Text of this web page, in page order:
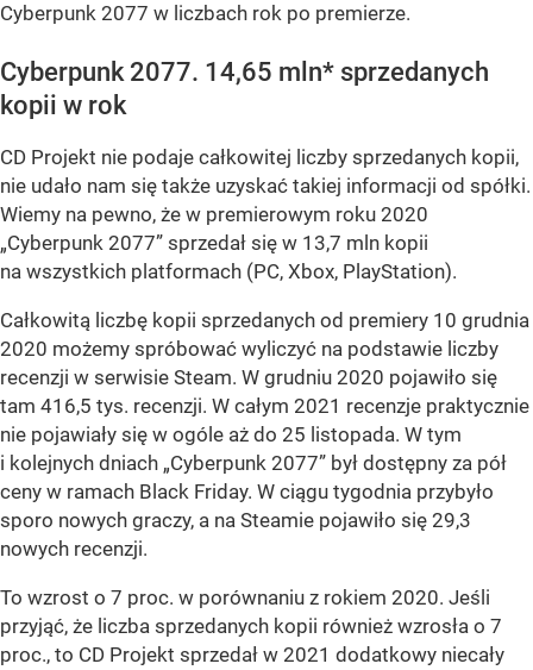
Cyberpunk 2077 w liczbach rok po premierze.
Cyberpunk 2077. 14,65 mln* sprzedanych
kopii w rok
CD Projekt nie podaje całkowitej liczby sprzedanych kopii,
nie udało nam się także uzyskać takiej informacji od spółki.
Wiemy na pewno, że w premierowym roku 2020
„Cyberpunk 2077” sprzedał się w 13,7 mln kopii
na wszystkich platformach (PC, Xbox, PlayStation).
Całkowitą liczbę kopii sprzedanych od premiery 10 grudnia
2020 możemy spróbować wyliczyć na podstawie liczby
recenzji w serwisie Steam. W grudniu 2020 pojawiło się
tam 416,5 tys. recenzji. W całym 2021 recenzje praktycznie
nie pojawiały się w ogóle aż do 25 listopada. W tym
i kolejnych dniach „Cyberpunk 2077” był dostępny za pół
ceny w ramach Black Friday. W ciągu tygodnia przybyło
sporo nowych graczy, a na Steamie pojawiło się 29,3
nowych recenzji.
To wzrost o 7 proc. w porównaniu z rokiem 2020. Jeśli
przyjąć, że liczba sprzedanych kopii również wzrosła o 7
proc., to CD Projekt sprzedał w 2021 dodatkowy niecały